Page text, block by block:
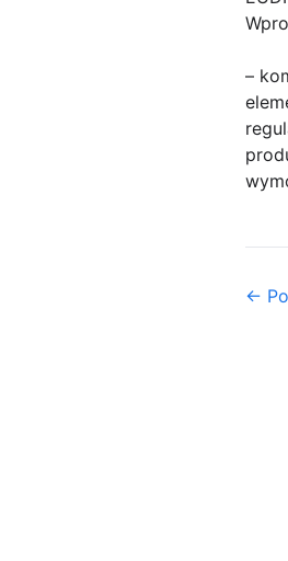
–
←